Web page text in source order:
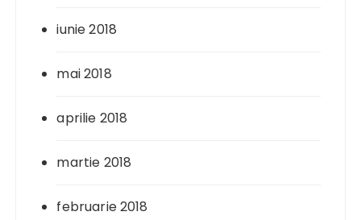
iunie 2018
mai 2018
aprilie 2018
martie 2018
februarie 2018